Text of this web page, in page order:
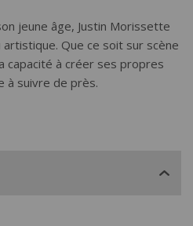
jeune âge, Justin Morissette
Que ce soit sur scène
capacité à créer ses propres
à suivre de près.